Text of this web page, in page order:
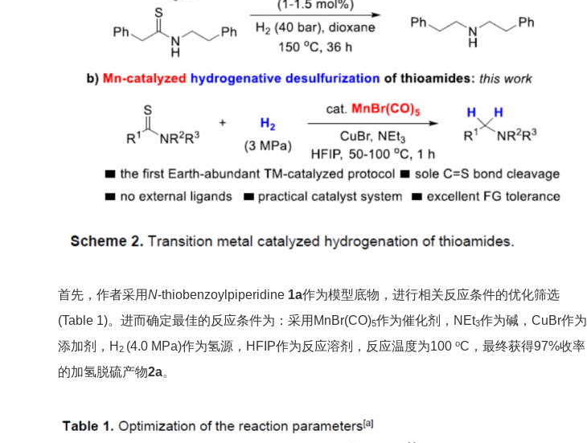
首先，作者采用N-thiobenzoylpiperidine 1a作为模型底物，进行相关反应条件的优化筛选
(Table 1)。进而确定最佳的反应条件为：采用MnBr(CO)5作为催化剂，NEt3作为碱，CuBr作为
添加剂，H 2 (4.0 MPa)作为氢源，HFIP作为反应溶剂，反应温度为100 oC，最终获得97%收率
的加氢脱硫产物2a。